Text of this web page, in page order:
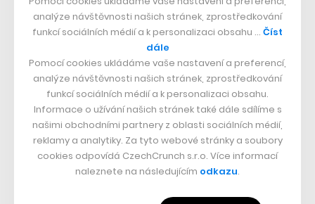
SLEDUJTE NÁS
analýze návštěvnosti našich stránek, zprostředkování
funkcí sociálních médií a k personalizaci obsahu … Číst
dále
Pomocí cookies ukládáme vaše nastavení a preferencí,
analýze návštěvnosti našich stránek, zprostředkování
funkcí sociálních médií a k personalizaci obsahu.
Informace o užívání našich stránek také dále sdílíme s
našimi obchodními partnery z oblasti sociálních médií,
reklamy a analytiky. Za tyto webové stránky a soubory
cookies odpovídá CzechCrunch s.r.o. Více informací
naleznete na následujícím odkazu.